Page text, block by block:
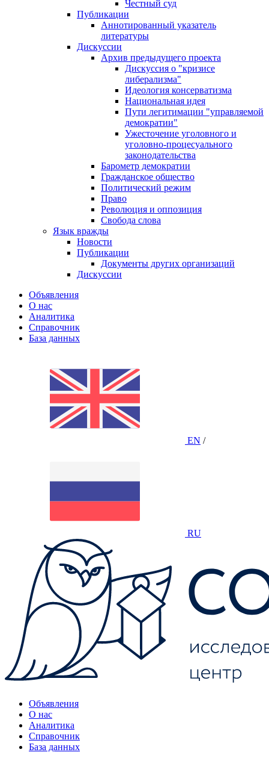
Честный суд
Публикации
Аннотированный указатель
литературы
Дискуссии
Архив предыдущего проекта
Дискуссия о "кризисе
либерализма"
Идеология консерватизма
Национальная идея
Пути легитимации "управляемой
демократии"
Ужесточение уголовного и
уголовно-процесуального
законодательства
Барометр демократии
Гражданское общество
Политический режим
Право
Революция и оппозиция
Свобода слова
Язык вражды
Новости
Публикации
Документы других организаций
Дискуссии
Объявления
О нас
Аналитика
Справочник
База данных
EN /
RU
Объявления
О нас
Аналитика
Справочник
База данных